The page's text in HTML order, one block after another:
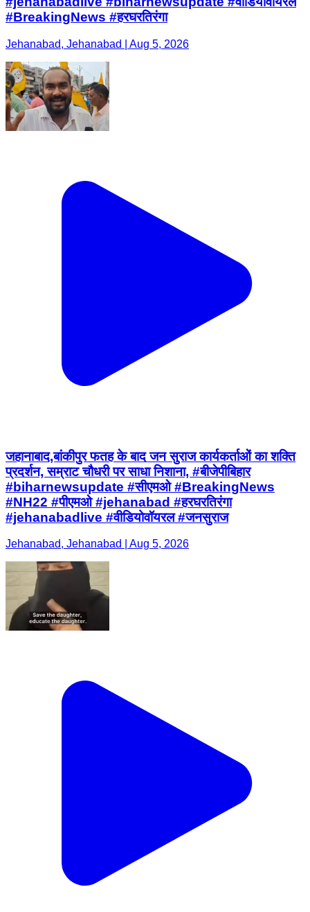
#BreakingNews #हरघरतिरंगा
Jehanabad, Jehanabad | Aug 5, 2026
जहानाबाद,बांकीपुर फतह के बाद जन सुराज कार्यकर्ताओं का शक्ति
प्रदर्शन, सम्राट चौधरी पर साधा निशाना, #बीजेपीबिहार
#biharnewsupdate #सीएमओ #BreakingNews
#NH22 #पीएमओ #jehanabad #हरघरतिरंगा
#jehanabadlive #वीडियोवॉयरल #जनसुराज
Jehanabad, Jehanabad | Aug 5, 2026